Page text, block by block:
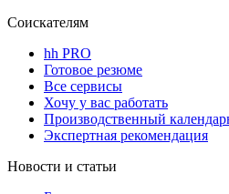
Соискателям
hh PRO
Готовое резюме
Все сервисы
Хочу у вас работать
Производственный
Экспертная рекомендация
Новости и статьи